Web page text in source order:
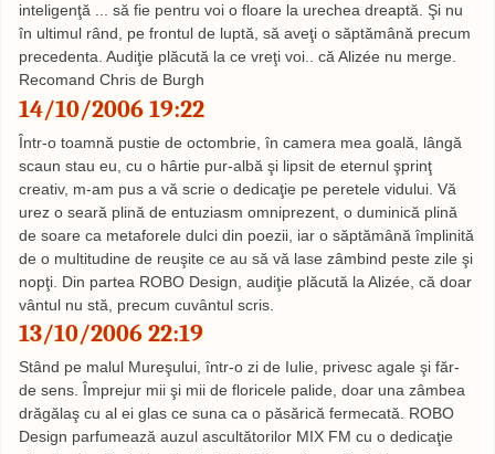
inteligenţă ... să fie pentru voi o floare la urechea dreaptă. Şi nu
în ultimul rând, pe frontul de luptă, să aveţi o săptămână precum
precedenta. Audiţie plăcută la ce vreţi voi.. că Alizée nu merge.
Recomand Chris de Burgh
14/10/2006 19:22
Într-o toamnă pustie de octombrie, în camera mea goală, lângă
scaun stau eu, cu o hârtie pur-albă şi lipsit de eternul şprinţ
creativ, m-am pus a vă scrie o dedicaţie pe peretele vidului. Vă
urez o seară plină de entuziasm omniprezent, o duminică plină
de soare ca metaforele dulci din poezii, iar o săptămână împlinită
de o multitudine de reuşite ce au să vă lase zâmbind peste zile şi
nopţi. Din partea ROBO Design, audiţie plăcută la Alizée, că doar
vântul nu stă, precum cuvântul scris.
13/10/2006 22:19
Stând pe malul Mureşului, într-o zi de Iulie, privesc agale şi făr-
de sens. Împrejur mii şi mii de floricele palide, doar una zâmbea
drăgălaş cu al ei glas ce suna ca o păsărică fermecată. ROBO
Design parfumează auzul ascultătorilor MIX FM cu o dedicaţie